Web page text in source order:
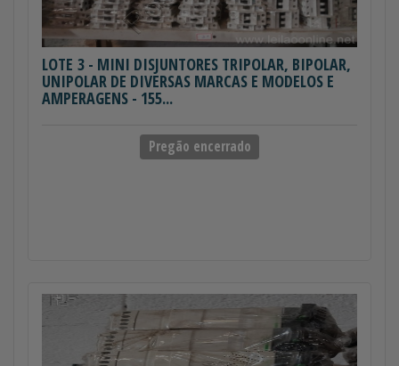
LOTE 3 - MINI DISJUNTORES TRIPOLAR, BIPOLAR,
UNIPOLAR DE DIVERSAS MARCAS E MODELOS E
AMPERAGENS - 155...
Pregão encerrado